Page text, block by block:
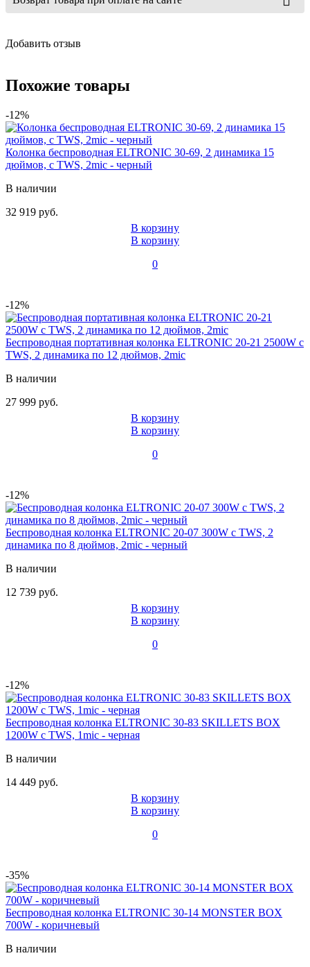
Добавить отзыв
Похожие товары
-12%
Колонка беспроводная ELTRONIC 30-69, 2 динамика 15
дюймов, с TWS, 2mic - черный
В наличии
32 919 руб.
В корзину
В корзину
0
-12%
Беспроводная портативная колонка ELTRONIC 20-21 2500W с
TWS, 2 динамика по 12 дюймов, 2mic
В наличии
27 999 руб.
В корзину
В корзину
0
-12%
Беспроводная колонка ELTRONIC 20-07 300W с TWS, 2
динамика по 8 дюймов, 2mic - черный
В наличии
12 739 руб.
В корзину
В корзину
0
-12%
Беспроводная колонка ELTRONIC 30-83 SKILLETS BOX
1200W с TWS, 1mic - черная
В наличии
14 449 руб.
В корзину
В корзину
0
-35%
Беспроводная колонка ELTRONIC 30-14 MONSTER BOX
700W - коричневый
В наличии